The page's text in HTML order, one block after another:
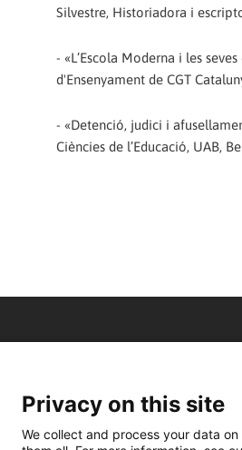
Silvestre, Historiadora i
- «L’Escola Moderna i les
d'Ensenyament de CGT
- «Detenció, judici i
Ciències de l’Educació, UAB,
Privacy on this site
We collect and process your data